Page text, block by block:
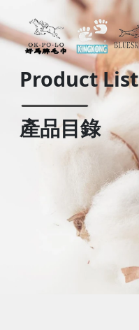
Product List
產品目錄